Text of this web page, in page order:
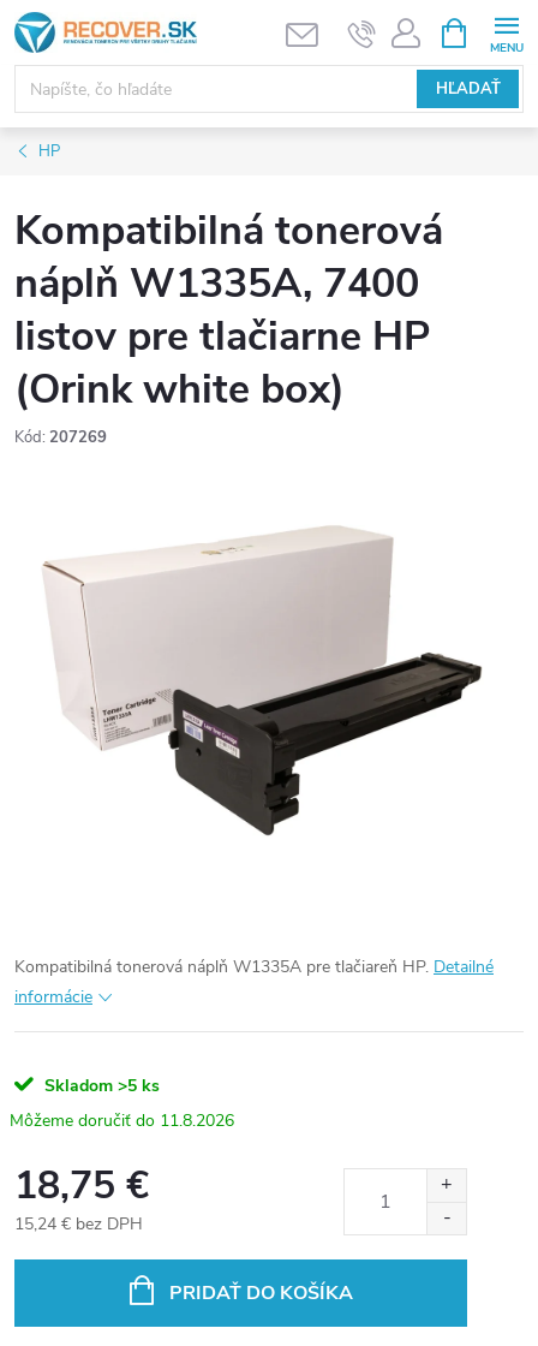
Prejsť
na
obsah
HĽADAŤ
KOŠÍK
HP
Kompatibilná tonerová
náplň W1335A, 7400
listov pre tlačiarne HP
(Orink white box)
Kód: 207269
Kompatibilná tonerová náplň W1335A pre tlačiareň HP. Detailné
informácie
Skladom >5 ks
11.8.2026
18,75 €
15,24 € bez DPH
PRIDAŤ DO KOŠÍKA